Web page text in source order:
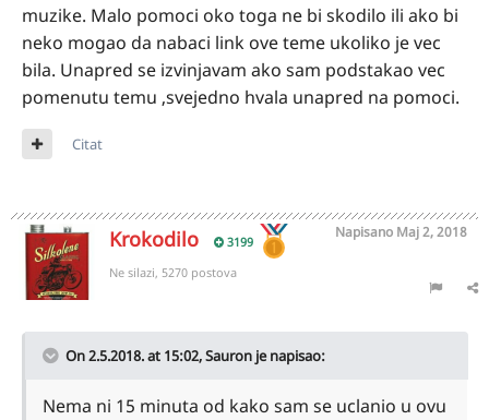
muzike. Malo pomoci oko toga ne bi skodilo ili ako bi
neko mogao da nabaci link ove teme ukoliko je vec
bila. Unapred se izvinjavam ako sam podstakao vec
pomenutu temu ,svejedno hvala unapred na pomoci.
Citat
Krokodilo 3199
Napisano Maj 2, 2018
Ne silazi, 5270 postova
On 2.5.2018. at 15:02,Sauron je napisao:
Nema ni 15 minuta od kako sam se uclanio u ovu